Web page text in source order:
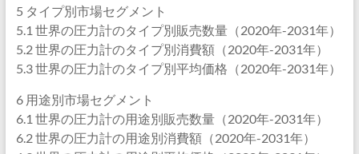
5 タイプ別市場セグメント
5.1 世界の圧力計のタイプ別販売数量（2020年-2031年）
5.2 世界の圧力計のタイプ別消費額（2020年-2031年）
5.3 世界の圧力計のタイプ別平均価格（2020年-2031年）
6 用途別市場セグメント
6.1 世界の圧力計の用途別販売数量（2020年-2031年）
6.2 世界の圧力計の用途別消費額（2020年-2031年）